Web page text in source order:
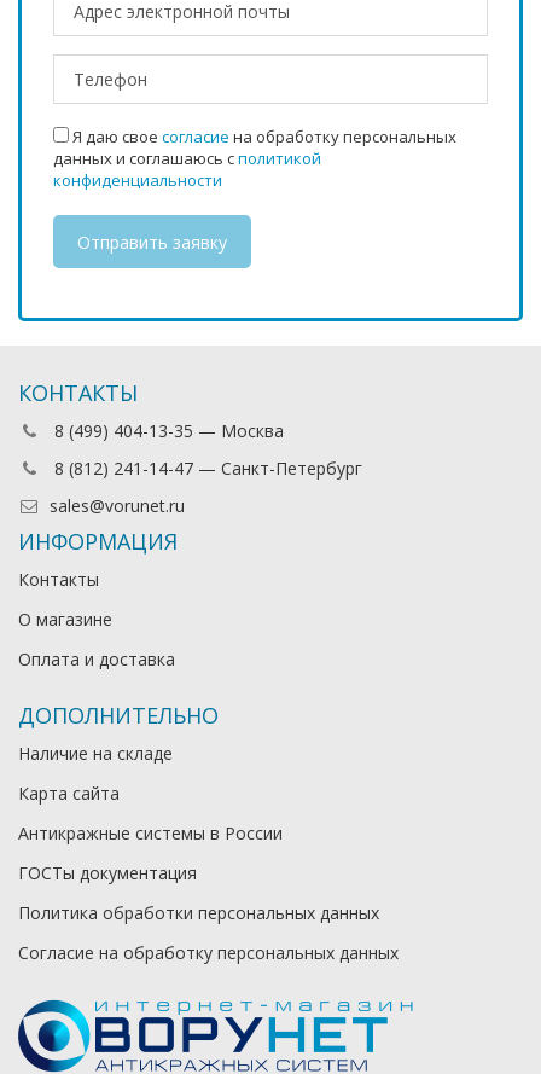
Я даю свое согласие на обработку персональных
данных и соглашаюсь сполитикой
конфиденциальности
КОНТАКТЫ
8 (499) 404-13-35 — Москва
8 (812) 241-14-47 — Санкт-Петербург
sales@vorunet.ru
ИНФОРМАЦИЯ
Контакты
О магазине
Оплата и доставка
ДОПОЛНИТЕЛЬНО
Наличие на складе
Карта сайта
Антикражные системы в России
ГОСТы документация
Политика обработки персональных данных
Согласие на обработку персональных данных